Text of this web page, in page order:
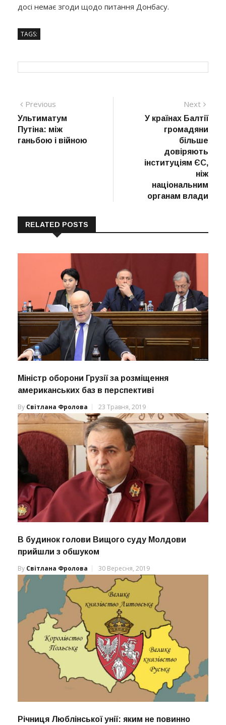
досі немає згоди щодо питання Донбасу.
TAGS:
Навігація
записів
Previous
post:
Ультиматум
Путіна: між
ганьбою і війною
Next
post:
У країнах Балтії
громадяни
більше
довіряють
інституціям ЄС,
ніж
національним
органам влади
RELATED POSTS
Міністр оборони Грузії за розміщення
американських баз в перспективі
By Світлана Фролова 23 Травня, 2019
В будинок голови Вищого суду Молдови
прийшли з обшуком
By Світлана Фролова 30 Вересня, 2019
Річниця Люблінської унії: яким не повинно